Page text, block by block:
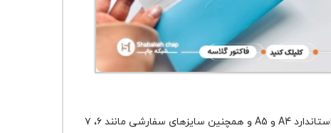
در شبکه چاپ، فاکتورهای گلاسه با گرماژ ۱۲۰ تا ۱۵۰ گرم تولید می‌شوند و استحکام و جلوه‌ای حرفه‌ای دارند. این فاکتورها در ابعاد استاندارد A4 و A5 و همچنین سایزهای سفارشی مانند ۶، ۷